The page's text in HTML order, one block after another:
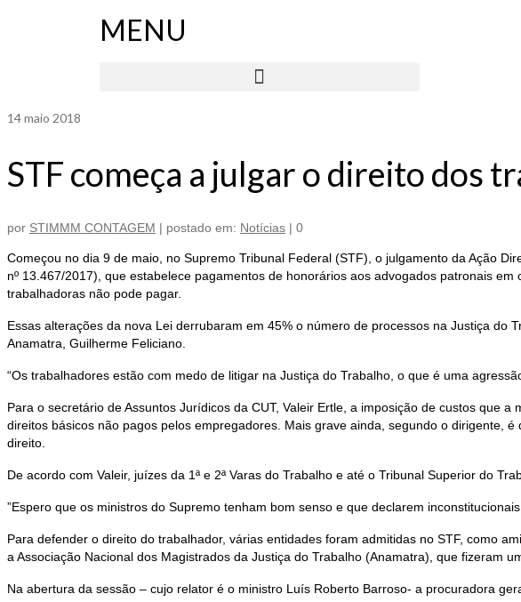
MENU
14maio 2018
STF começa a julgar o direito dos
por STIMMM CONTAGEM | postado em: Notícias | 0
Começou no dia 9 de maio, no Supremo Tribunal Federal (STF), o julgamento da Ação
nº 13.467/2017), que estabelece pagamentos de honorários aos advogados patronais
trabalhadoras não pode pagar.
Essas alterações da nova Lei derrubaram em 45% o número de processos na Justiça
Anamatra, Guilherme Feliciano.
“Os trabalhadores estão com medo de litigar na Justiça do Trabalho, o que é uma
Para o secretário de Assuntos Jurídicos da CUT, Valeir Ertle, a imposição de custos que
direitos básicos não pagos pelos empregadores. Mais grave ainda, segundo o dirigente,
direito.
De acordo com Valeir, juízes da 1ª e 2ª Varas do Trabalho e até o Tribunal Superior do
”Espero que os ministros do Supremo tenham bom senso e que declarem
Para defender o direito do trabalhador, várias entidades foram admitidas no STF, como
a Associação Nacional dos Magistrados da Justiça do Trabalho (Anamatra), que fizeram
Na abertura da sessão – cujo relator é o ministro Luís Roberto Barroso- a procuradora